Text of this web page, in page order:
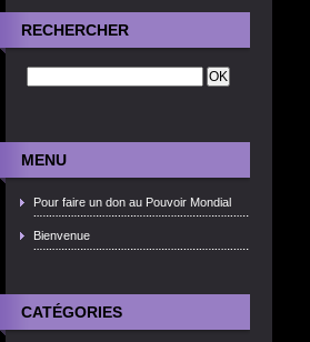
RECHERCHER
MENU
Pour faire un don au Pouvoir Mondial
Bienvenue
CATÉGORIES